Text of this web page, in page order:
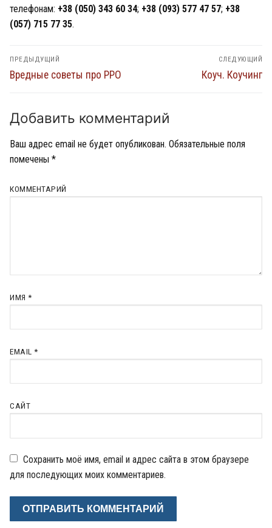
телефонам: +38 (050) 343 60 34; +38 (093) 577 47 57; +38
(057) 715 77 35.
Навигация
по
ПРЕДЫДУЩИЙ
Предыдущий
Вредные советы про РРО
СЛЕДУЮЩИЙ
Следующий
Коуч. Коучинг
Добавить комментарий
Ваш адрес email не будет опубликован. Обязательные поля
помечены *
КОММЕНТАРИЙ
ИМЯ *
EMAIL *
САЙТ
Сохранить моё имя, email и адрес сайта в этом браузере
для последующих моих комментариев.